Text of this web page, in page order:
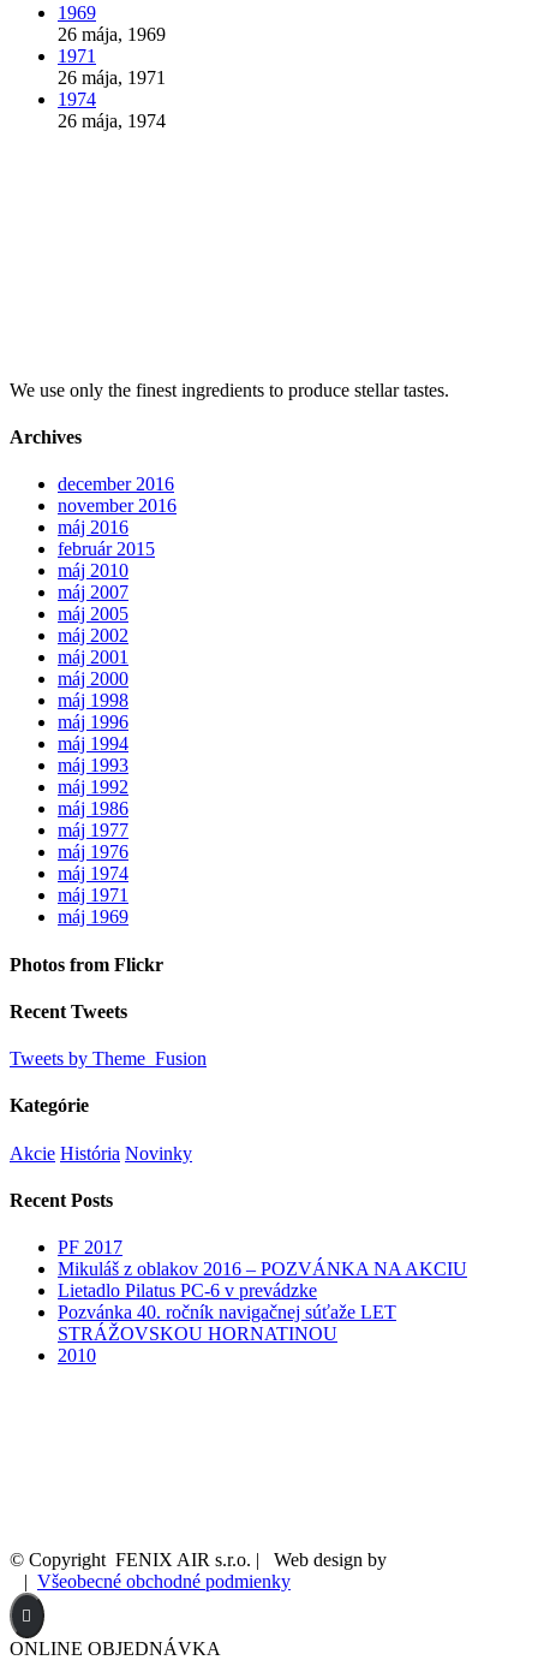
1969
26 mája, 1969
1971
26 mája, 1971
1974
26 mája, 1974
We use only the finest ingredients to produce stellar tastes.
Archives
december 2016
november 2016
máj 2016
február 2015
máj 2010
máj 2007
máj 2005
máj 2002
máj 2001
máj 2000
máj 1998
máj 1996
máj 1994
máj 1993
máj 1992
máj 1986
máj 1977
máj 1976
máj 1974
máj 1971
máj 1969
Photos from Flickr
Recent Tweets
Tweets by Theme_Fusion
Kategórie
Akcie História Novinky
Recent Posts
PF 2017
Mikuláš z oblakov 2016 – POZVÁNKA NA AKCIU
Lietadlo Pilatus PC-6 v prevádzke
Pozvánka 40. ročník navigačnej súťaže LET
STRÁŽOVSKOU HORNATINOU
2010
© Copyright FENIX AIR s.r.o. | Web design by
| Všeobecné obchodné podmienky
ONLINE OBJEDNÁVKA